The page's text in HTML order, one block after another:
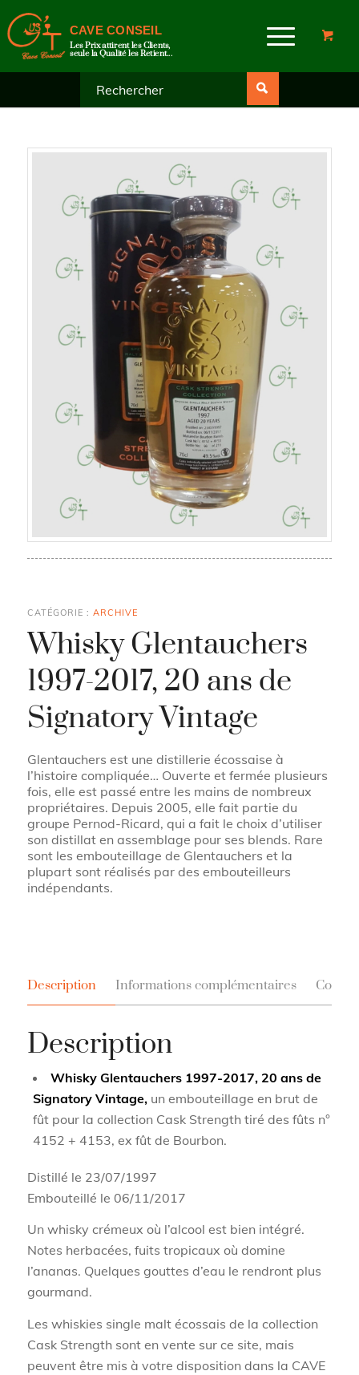
CAVE CONSEIL
Les Prix attirent les Clients,
seule la Qualité les Retient...
Whisky Glentauchers
1997-2017, 20 ans de
Signatory Vintage
Glentauchers est une distillerie écossaise à
l’histoire compliquée… Ouverte et fermée plusieurs
fois, elle est passé entre les mains de nombreux
propriétaires. Depuis 2005, elle fait partie du
groupe Pernod-Ricard, qui a fait le choix d’utiliser
son distillat en assemblage pour ses blends. Rare
sont les embouteillage de Glentauchers et la
plupart sont réalisés par des embouteilleurs
indépendants.
CATÉGORIE : ARCHIVE
Description Informations complémentaires
Description
Whisky Glentauchers 1997-2017, 20 ans de
Signatory Vintage, un embouteillage en brut de
fût pour la collection Cask Strength tiré des fûts n°
4152 + 4153, ex fût de Bourbon.
Distillé le 23/07/1997
Embouteillé le 06/11/2017
Un whisky crémeux où l’alcool est bien intégré.
Notes herbacées, fuits tropicaux où domine
l’ananas. Quelques gouttes d’eau le rendront plus
gourmand.
Les whiskies single malt écossais de la collection
Cask Strength sont en vente sur ce site, mais
peuvent être mis à votre disposition dans la CAVE